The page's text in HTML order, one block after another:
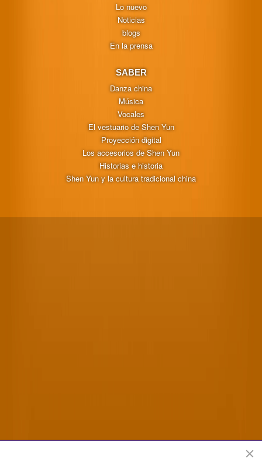
Lo nuevo
Noticias
blogs
En la prensa
SABER
Danza china
Música
Vocales
El vestuario de Shen Yun
Proyección digital
Los accesorios de Shen Yun
Historias e historia
Shen Yun y la cultura tradicional china